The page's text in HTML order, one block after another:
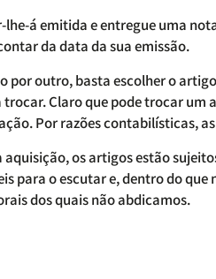
lhe-á emitida e entregue uma
da data da sua emissão.
outro, basta escolher o
Claro que pode trocar
Por razões contabilísticas,
aquisição, os artigos estão
para o escutar e, dentro do
dos quais não abdicamos.